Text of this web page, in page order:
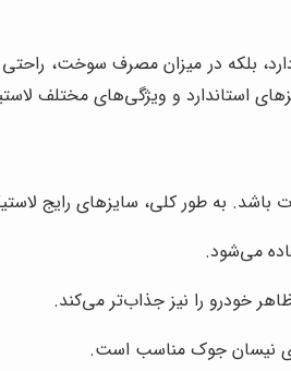
بلکه در میزان مصرف سوخت،
استاندارد و ویژگی‌های مختلف
به طور کلی، سایزهای رایج
می‌شود.
خودرو را نیز جذاب‌تر می‌کند.
نیسان جوک مناسب است.